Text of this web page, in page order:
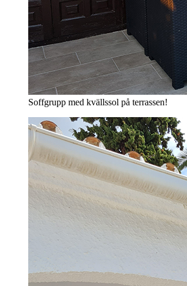
Soffgrupp med kvällssol på terrassen!